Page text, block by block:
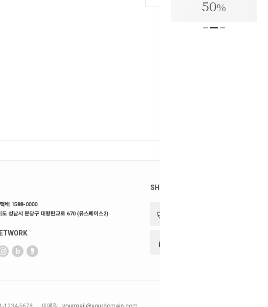
배 1588-0000
도 성남시 분당구 대왕판교로 670 (유스페이스2)
SHOP MENU